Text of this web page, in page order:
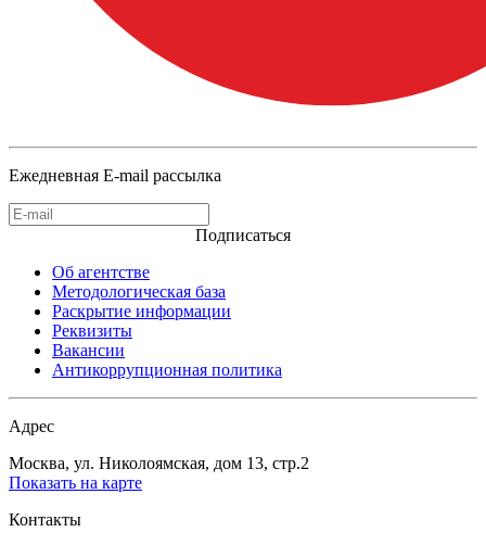
Ежедневная E-mail рассылка
Подписаться
Об агентстве
Методологическая база
Раскрытие информации
Реквизиты
Вакансии
Антикоррупционная политика
Адрес
Москва, ул. Николоямская, дом 13, стр.2
Показать на карте
Контакты